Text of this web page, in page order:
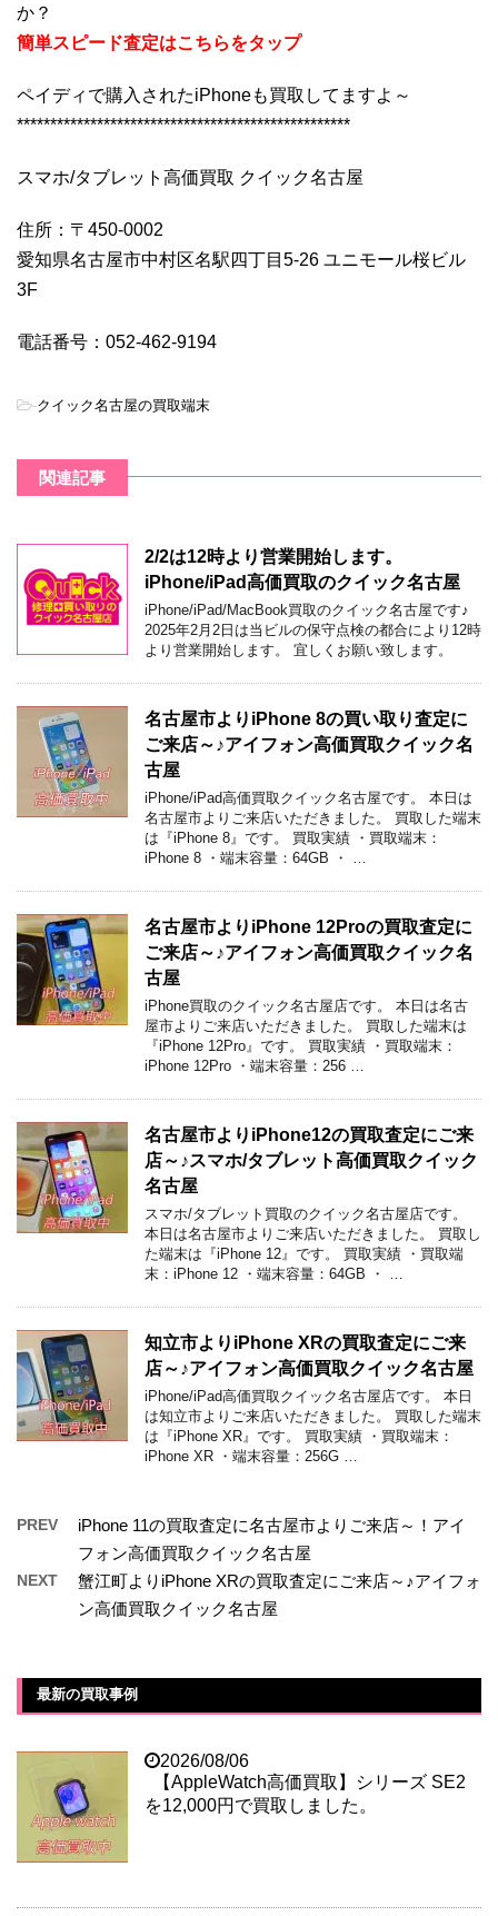
か？
簡単スピード査定はこちらをタップ
ペイディで購入されたiPhoneも買取してますよ～
**************************************************
スマホ/タブレット高価買取 クイック名古屋
住所：〒450-0002
愛知県名古屋市中村区名駅四丁目5-26 ユニモール桜ビル
3F
電話番号：052-462-9194
-クイック名古屋の買取端末
関連記事
2/2は12時より営業開始します。
iPhone/iPad高価買取のクイック名古屋
iPhone/iPad/MacBook買取のクイック名古屋です♪
2025年2月2日は当ビルの保守点検の都合により12時
より営業開始します。 宜しくお願い致します。
名古屋市よりiPhone 8の買い取り査定に
ご来店～♪アイフォン高価買取クイック名
古屋
iPhone/iPad高価買取クイック名古屋です。 本日は
名古屋市よりご来店いただきました。 買取した端末
は『iPhone 8』です。 買取実績 ・買取端末：
iPhone 8 ・端末容量：64GB ・ …
名古屋市よりiPhone 12Proの買取査定に
ご来店～♪アイフォン高価買取クイック名
古屋
iPhone買取のクイック名古屋店です。 本日は名古
屋市よりご来店いただきました。 買取した端末は
『iPhone 12Pro』です。 買取実績 ・買取端末：
iPhone 12Pro ・端末容量：256 …
名古屋市よりiPhone12の買取査定にご来
店～♪スマホ/タブレット高価買取クイック
名古屋
スマホ/タブレット買取のクイック名古屋店です。
本日は名古屋市よりご来店いただきました。 買取し
た端末は『iPhone 12』です。 買取実績 ・買取端
末：iPhone 12 ・端末容量：64GB ・ …
知立市よりiPhone XRの買取査定にご来
店～♪アイフォン高価買取クイック名古屋
iPhone/iPad高価買取クイック名古屋店です。 本日
は知立市よりご来店いただきました。 買取した端末
は『iPhone XR』です。 買取実績 ・買取端末：
iPhone XR ・端末容量：256G …
PREV
iPhone 11の買取査定に名古屋市よりご来店～！アイ
フォン高価買取クイック名古屋
NEXT
蟹江町よりiPhone XRの買取査定にご来店～♪アイフォ
ン高価買取クイック名古屋
最新の買取事例
2026/08/06
【AppleWatch高価買取】シリーズ SE2
を12,000円で買取しました。